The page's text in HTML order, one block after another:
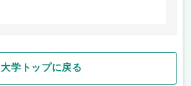
大学トップに戻る